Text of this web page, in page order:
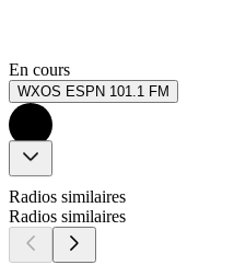
En cours
WXOS ESPN 101.1 FM
Radios similaires
Radios similaires